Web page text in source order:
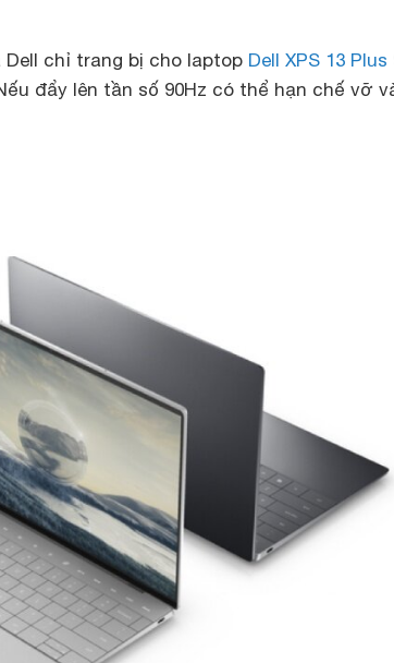
chỉ trang bị cho laptop Dell XPS 13 Plus
đẩy lên tần số 90Hz có thể hạn chế vỡ